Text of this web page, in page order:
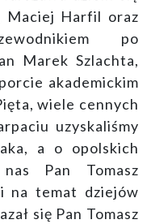
Maciej Harfil oraz
po
Marek Szlachta,
akademickim
wiele cennych
uzyskaliśmy
a o opolskich
Pan Tomasz
na temat dziejów
się Pan Tomasz